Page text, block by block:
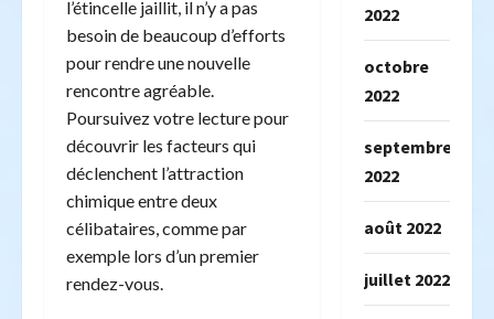
l’étincelle jaillit, il n’y a pas
besoin de beaucoup d’efforts
pour rendre une nouvelle
rencontre agréable.
Poursuivez votre lecture pour
découvrir les facteurs qui
déclenchent l’attraction
chimique entre deux
célibataires, comme par
exemple lors d’un premier
rendez-vous.
2022
octobre
2022
septembre
2022
août 2022
juillet 2022